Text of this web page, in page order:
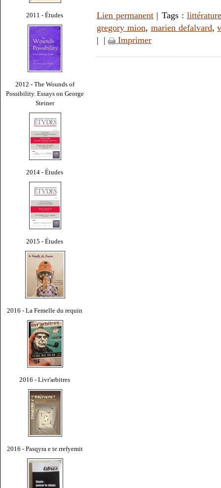
2011 - Études
2012 - The Wounds of
Possibility. Essays on George
Steiner
2014 - Études
2015 - Études
2016 - La Femelle du requin
2016 - Livr'arbitres
2016 - Pasqyra e te rrefyemit
Lien permanent | Tags : littérature
gregory mion, marien defalvard,
| | Imprimer